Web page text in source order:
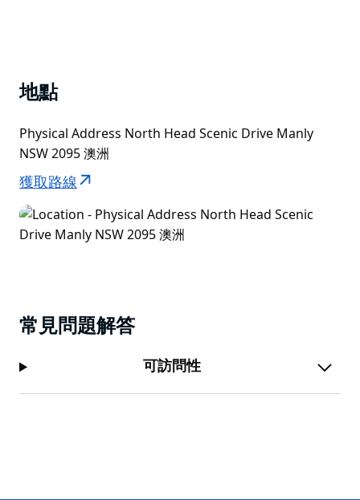
地點
Physical Address North Head Scenic Drive Manly
NSW 2095 澳洲
獲取路線
常見問題解答
可訪問性